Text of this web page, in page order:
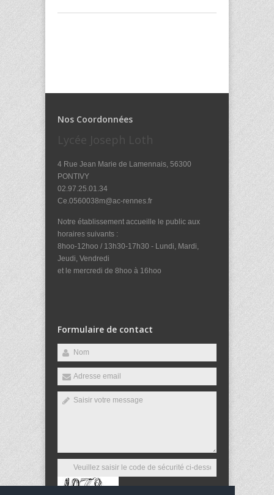
Nos Coordonnées
Lycée Joseph Loth
4 Rue Jean Marie de Lamennais, 56300
PONTIVY
02.97.25.01.34
Ce.0560038m@ac-rennes.fr
Notre établissement accueille le public aux
horaires suivants :
8hoo-12hoo / 13h30-17h30 - Lundi, Mardi,
Jeudi, Vendredi
et le mercredi de 8hoo à 16hoo
Formulaire de contact